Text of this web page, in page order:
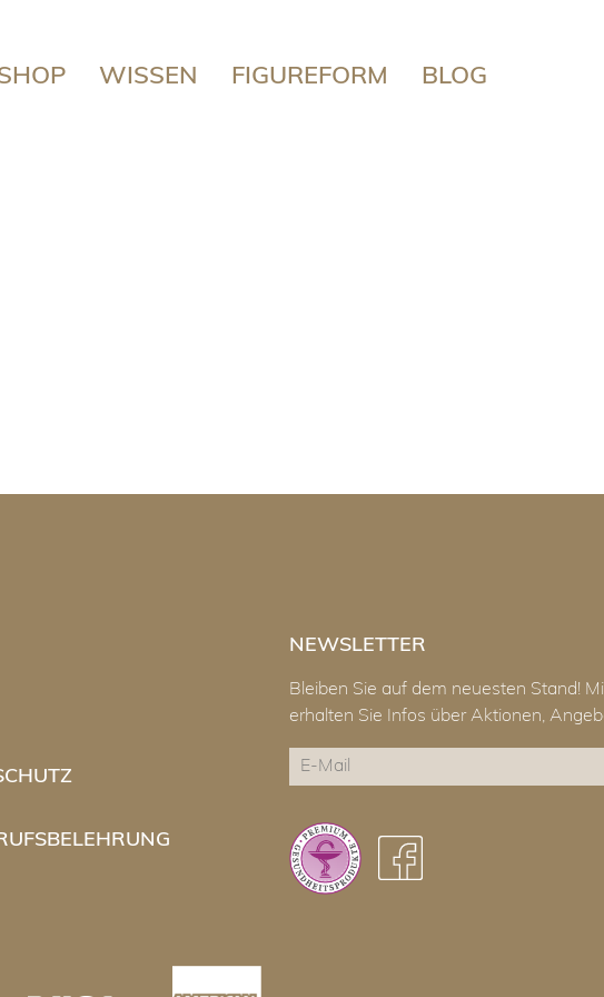
WISSEN FIGUREFORM BLOG
NEWSLETTER
Bleiben Sie auf dem neuesten Stand!
erhalten Sie Infos über Aktionen,
E-